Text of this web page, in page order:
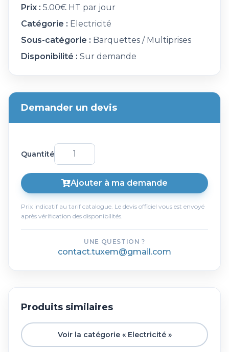
Prix : 5.00€ HT par jour
Catégorie : Electricité
Sous-catégorie : Barquettes / Multiprises
Disponibilité : Sur demande
Demander un devis
Quantité
Ajouter à ma demande
Prix indicatif au tarif catalogue. Le devis officiel vous est envoyé
après vérification des disponibilités.
UNE QUESTION ?
contact.tuxem@gmail.com
Produits similaires
Voir la catégorie « Electricité »